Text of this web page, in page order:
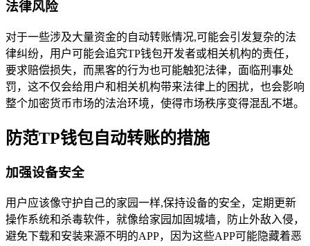
法律风险
对于一些涉及大量资金的自动转账情况,可能会引发复杂的法
律纠纷，用户可能会追究TP钱包开发者或相关机构的责任，
要求赔偿损失，而黑客的行为也可能触犯法律，面临刑事处
罚，这不仅会给用户和相关机构带来法律上的困扰，也会影响
整个加密货币市场的法治环境，使得市场秩序变得混乱不堪。
防范TP钱包自动转账的措施
加强设备安全
用户应该像守护自己的家园一样,保持设备的安全，定期更新
操作系统和杀毒软件，就像给家园加固城墙，防止外敌入侵，
避免下载和安装来源不明的APP，因为这些APP可能隐藏着恶